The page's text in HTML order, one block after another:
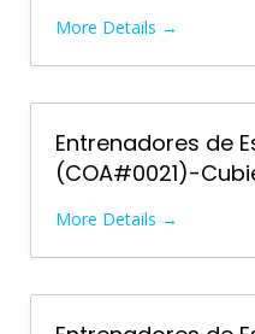
More Details
Entrenadores de
(COA#0021)-
More Details